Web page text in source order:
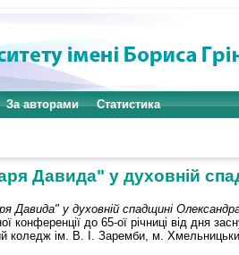
За авторами Статистика
Давида" у духовній
Давида" у духовній спадщині
конференції до 65-ої річниці від
коледж ім. В. І. Заремби, м.